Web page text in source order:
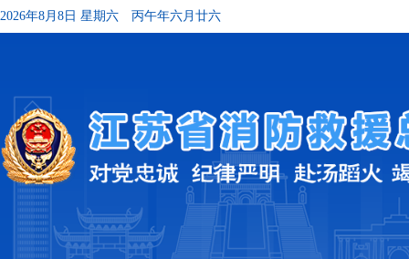
2026年8月8日 星期六 丙午年六月廿六